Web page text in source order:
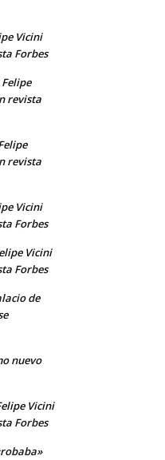
Vicini
Forbes
revista
revista
Vicini
Forbes
Vicini
Forbes
de
nuevo
Vicini
Forbes